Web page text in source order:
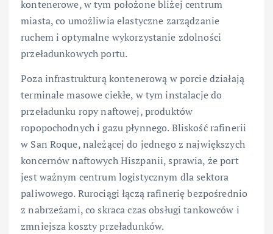
kontenerowe, w tym położone bliżej centrum
miasta, co umożliwia elastyczne zarządzanie
ruchem i optymalne wykorzystanie zdolności
przeładunkowych portu.
Poza infrastrukturą kontenerową w porcie działają
terminale masowe ciekłe, w tym instalacje do
przeładunku ropy naftowej, produktów
ropopochodnych i gazu płynnego. Bliskość rafinerii
w San Roque, należącej do jednego z największych
koncernów naftowych Hiszpanii, sprawia, że port
jest ważnym centrum logistycznym dla sektora
paliwowego. Rurociągi łączą rafinerię bezpośrednio
z nabrzeżami, co skraca czas obsługi tankowców i
zmniejsza koszty przeładunków.